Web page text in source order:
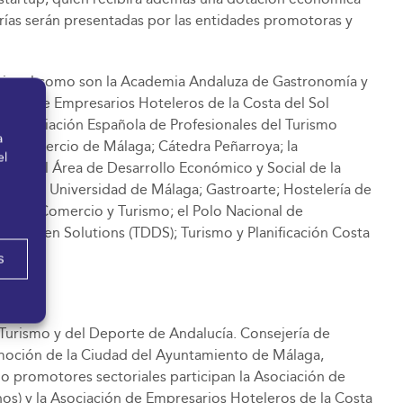
serán presentadas por las entidades promotoras y
como son la Academia Andaluza de Gastronomía y
de Empresarios Hoteleros de la Costa del Sol
Asociación Española de Profesionales del Turismo
Comercio de Málaga; Cátedra Peñarroya; la
el Área de Desarrollo Económico y Social de la
de la Universidad de Málaga; Gastroarte; Hostelería de
Comercio y Turismo; el Polo Nacional de
Driven Solutions (TDDS); Turismo y Planificación Costa
y del Deporte de Andalucía. Consejería de
de la Ciudad del Ayuntamiento de Málaga,
promotores sectoriales participan la Asociación de
y la Asociación de Empresarios Hoteleros de la Costa